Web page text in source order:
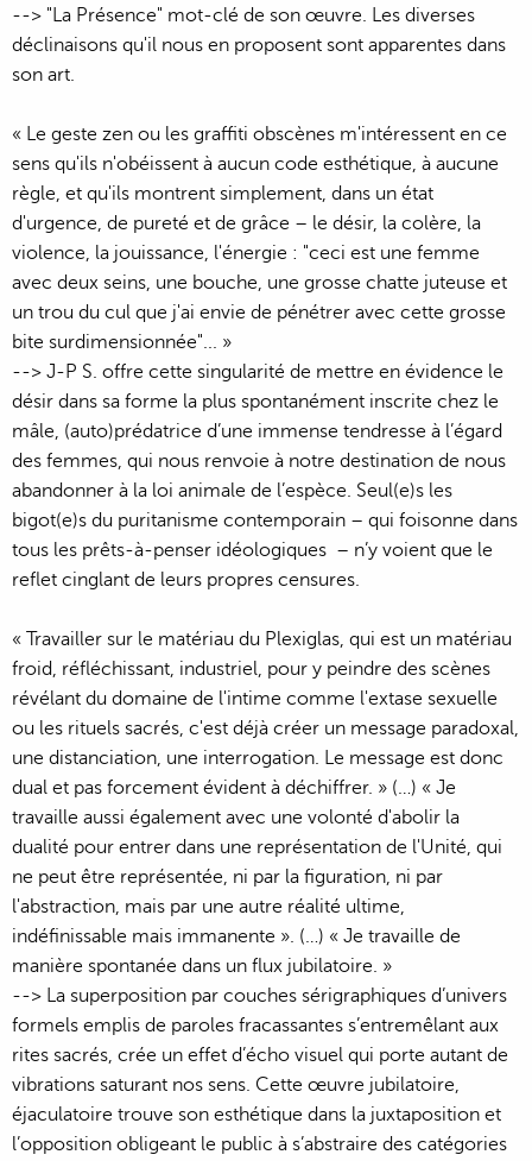
--> "La Présence" mot-clé de son œuvre. Les diverses
déclinaisons qu'il nous en proposent sont apparentes dans
son art.
« Le geste zen ou les graffiti obscènes m'intéressent en ce
sens qu'ils n'obéissent à aucun code esthétique, à aucune
règle, et qu'ils montrent simplement, dans un état
d'urgence, de pureté et de grâce – le désir, la colère, la
violence, la jouissance, l'énergie : "ceci est une femme
avec deux seins, une bouche, une grosse chatte juteuse et
un trou du cul que j'ai envie de pénétrer avec cette grosse
bite surdimensionnée"... »
--> J-P S. offre cette singularité de mettre en évidence le
désir dans sa forme la plus spontanément inscrite chez le
mâle, (auto)prédatrice d’une immense tendresse à l’égard
des femmes, qui nous renvoie à notre destination de nous
abandonner à la loi animale de l’espèce. Seul(e)s les
bigot(e)s du puritanisme contemporain – qui foisonne dans
tous les prêts-à-penser idéologiques – n’y voient que le
reflet cinglant de leurs propres censures.
« Travailler sur le matériau du Plexiglas, qui est un matériau
froid, réfléchissant, industriel, pour y peindre des scènes
révélant du domaine de l'intime comme l'extase sexuelle
ou les rituels sacrés, c'est déjà créer un message paradoxal,
une distanciation, une interrogation. Le message est donc
dual et pas forcement évident à déchiffrer. » (…) « Je
travaille aussi également avec une volonté d'abolir la
dualité pour entrer dans une représentation de l'Unité, qui
ne peut être représentée, ni par la figuration, ni par
l'abstraction, mais par une autre réalité ultime,
indéfinissable mais immanente ». (…) « Je travaille de
manière spontanée dans un flux jubilatoire. »
--> La superposition par couches sérigraphiques d’univers
formels emplis de paroles fracassantes s’entremêlant aux
rites sacrés, crée un effet d’écho visuel qui porte autant de
vibrations saturant nos sens. Cette œuvre jubilatoire,
éjaculatoire trouve son esthétique dans la juxtaposition et
l’opposition obligeant le public à s’abstraire des catégories